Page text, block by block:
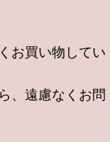
お買い物してい
、遠慮なくお問